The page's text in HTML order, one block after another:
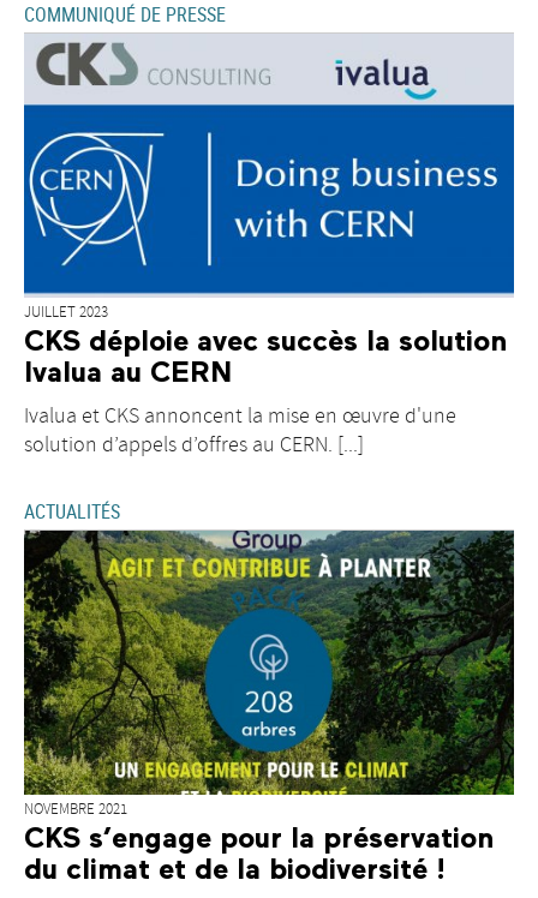
COMMUNIQUÉ DE PRESSE
JUILLET 2023
CKS déploie avec succès la solution
Ivalua au CERN
Ivalua et CKS annoncent la mise en œuvre d'une
solution d’appels d’offres au CERN. [...]
ACTUALITÉS
NOVEMBRE 2021
CKS s’engage pour la préservation
du climat et de la biodiversité !